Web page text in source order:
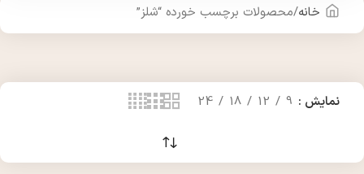
خانه محصولات برچسب خورده “شلز”
نمایش 9
12
18
24